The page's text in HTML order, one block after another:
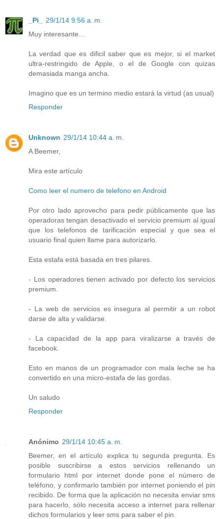
_Pi_
29/1/14 9:56 a. m.
Muy interesante...
La verdad que es dificil saber que es mejor, si el market
ultra-restringido de Apple, o el de Google con quizas
demasiada manga ancha.
Imagino que es un termino medio estará la virtud (as usual)
Responder
Unknown 29/1/14 10:44 a. m.
A Beemer,
Mira este artículo
Como leer el numero de telefono en Android
Por otro lado aprovecho para pedir públicamente que las
operadoras tengan desactivado el servicio premium al igual
que los telefonos de tarificación especial y que sea el
usuario final quien llame para autorizarlo.
Esta estafa está basada en tres pilares.
- Los operadores tienen activado por defecto los servicios
premium.
- La web de servicios es insegura al permitir a un robot
darse de alta y validarse.
- La capacidad de la app para viralizarse a través de
facebook.
Esto en manos de un programador con mala leche se ha
convertido en una micro-estafa de las gordas.
Un saludo
Responder
Anónimo 29/1/14 10:45 a. m.
Beemer, en el artículo explica tu segunda pregunta. Es
posible suscribirse a estos servicios rellenando un
formulario html por internet donde pone el número de
teléfono, y confirmarlo también por internet poniendo el pin
recibido. De forma que la aplicación no necesita enviar sms
para hacerlo, sólo necesita acceso a internet para rellenar
dichos formularios y leer sms para saber el pin.